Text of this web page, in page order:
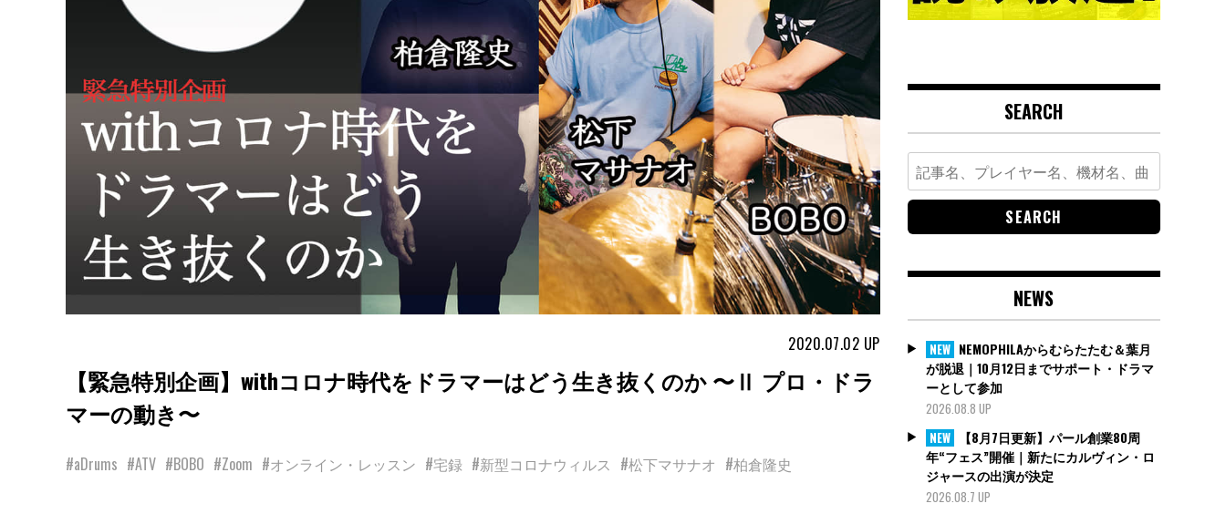
2020.07.02 UP
【緊急特別企画】withコロナ時代をドラマーはどう生き抜くのか 〜Ⅱ プロ・ドラ
マーの動き〜
#aDrums #ATV #BOBO #Zoom #オンライン・レッスン #宅録 #新型コロナウィルス #松下マサナオ #柏倉隆史
SEARCH
Search
for:
NEWS
NEW NEMOPHILAからむらたたむ＆葉月
が脱退｜10月12日までサポート・ドラマ
ーとして参加
2026.08.8 UP
NEW
【8月7日更新】パール創業80周
年“フェス”開催｜新たにカルヴィン・ロ
ジャースの出演が決定
2026.08.7 UP